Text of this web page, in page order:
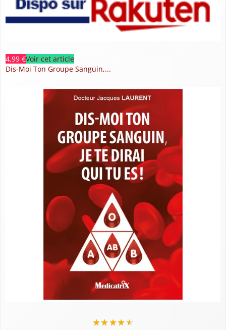
4,99 €Voir cet article
Dis-Moi Ton Groupe Sanguin,...
★★★★★